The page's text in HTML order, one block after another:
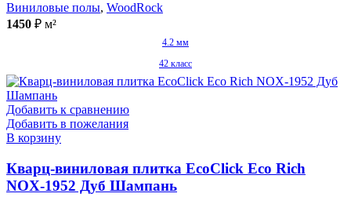
Виниловые полы, WoodRock
1450 ₽ м²
4.2 мм
42 класс
Добавить к сравнению
Добавить в пожелания
В корзину
Кварц-виниловая плитка EcoClick Eco Rich
NOX-1952 Дуб Шампань